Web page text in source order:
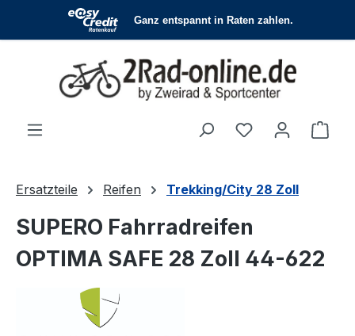
Zum Hauptinhalt springen
Du hast 0
Ersatzteile Reifen Trekking/City 28 Zoll
SUPERO Fahrradreifen
OPTIMA SAFE 28 Zoll 44-622